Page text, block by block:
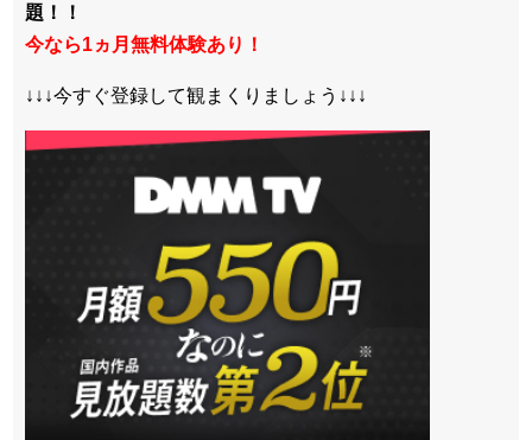
題！！
今なら1ヵ月無料体験あり！
↓↓↓今すぐ登録して観まくりましょう↓↓↓